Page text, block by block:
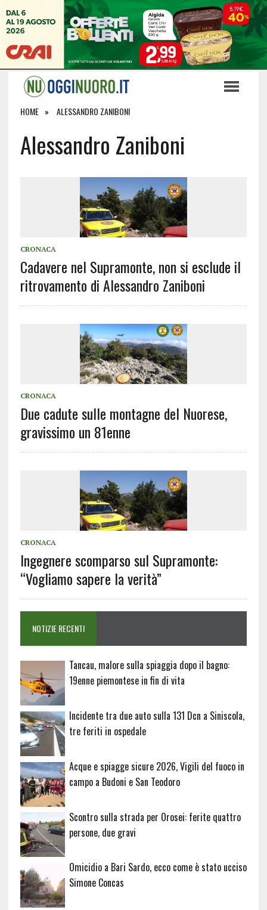
HOME ALESSANDRO ZANIBONI
Alessandro Zaniboni
CRONACA
Cadavere nel Supramonte, non si esclude il
ritrovamento di Alessandro Zaniboni
CRONACA
Due cadute sulle montagne del Nuorese,
gravissimo un 81enne
CRONACA
Ingegnere scomparso sul Supramonte:
“Vogliamo sapere la verità”
NOTIZIE RECENTI
Tancau, malore sulla spiaggia dopo il bagno:
19enne piemontese in fin di vita
Incidente tra due auto sulla 131 Dcn a Siniscola,
tre feriti in ospedale
Acque e spiagge sicure 2026, Vigili del fuoco in
campo a Budoni e San Teodoro
Scontro sulla strada per Orosei: ferite quattro
persone, due gravi
Omicidio a Bari Sardo, ecco come è stato ucciso
Simone Concas